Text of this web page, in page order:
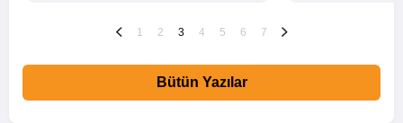
1 2 3 4 5 6 7
Bütün Yazılar